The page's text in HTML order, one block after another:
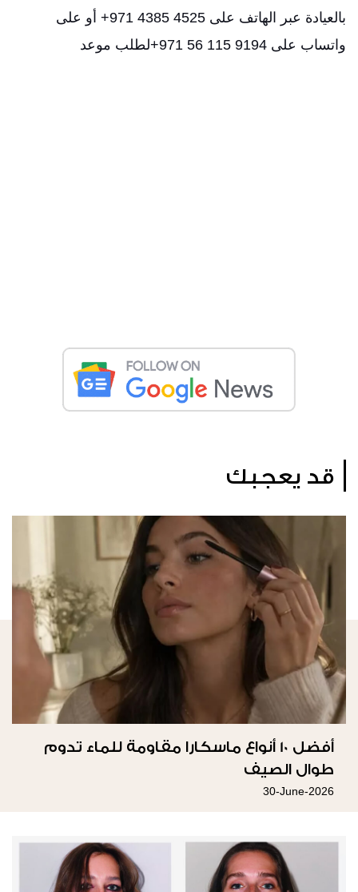
بالعيادة عبر
الهاتف على 4525 4385 971+ أو على
واتساب على +971 56 115 9194لطلب موعد
قد يعجبك
أفضل 10 أنواع ماسكارا مقاومة للماء تدوم
طوال الصيف
30-June-2026